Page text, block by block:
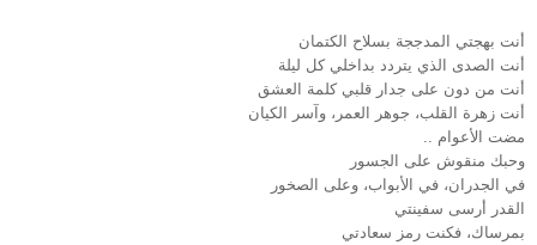
أنت بهجتي المدججة بسلاح الكتمان
أنت الصدى الذي يتردد بداخلي كل ليلة
أنت من دون على جدار قلبي كلمة العشق
أنت زهرة القلب، جوهر العمر، وآسر الكيان
مضت الأعوام ..
وحبك منقوش على الجسور
في الجدران، في الأبواب، وعلى الصخور
القدر أرسى سفينتي
بمرساك، فكنت رمز سعادتي